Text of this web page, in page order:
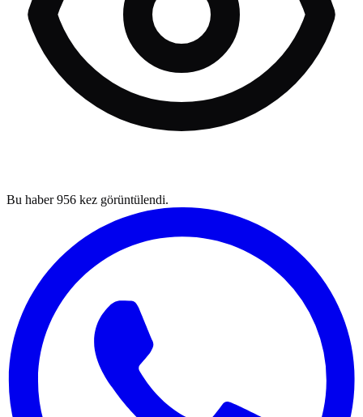
Bu haber956 kez görüntülendi.